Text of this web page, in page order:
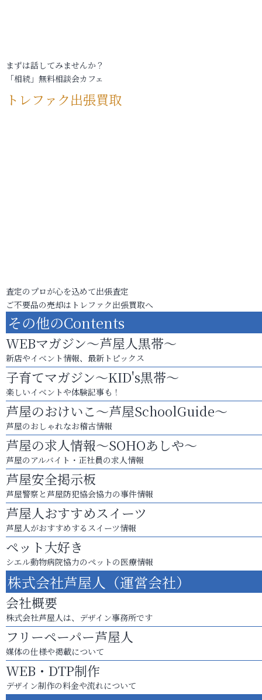
まずは話してみませんか？
「相続」無料相談会カフェ
トレファク出張買取
査定のプロが心を込めて出張査定
ご不要品の売却はトレファク出張買取へ
その他のContents
WEBマガジン～芦屋人黒帯～
新店やイベント情報、最新トピックス
子育てマガジン～KID's黒帯～
楽しいイベントや体験記事も！
芦屋のおけいこ～芦屋SchoolGuide～
芦屋のおしゃれなお稽古情報
芦屋の求人情報～SOHOあしや～
芦屋のアルバイト・正社員の求人情報
芦屋安全掲示板
芦屋警察と芦屋防犯協会協力の事件情報
芦屋人おすすめスイーツ
芦屋人がおすすめするスイーツ情報
ペット大好き
シエル動物病院協力のペットの医療情報
株式会社芦屋人（運営会社）
会社概要
株式会社芦屋人は、デザイン事務所です
フリーペーパー芦屋人
媒体の仕様や掲載について
WEB・DTP制作
デザイン制作の料金や流れについて